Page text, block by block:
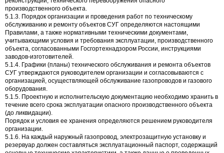
производственного объекта.
5.1.3. Порядок организации и проведения работ по техническому
обслуживанию и ремонту объектов СУГ определяются настоящими
Правилами, а также нормативными техническими документами,
учитывающими условия и требования эксплуатации, производственного
объекта, согласованными Госгортехнадзором России, инструкциями
заводов-изготовителей.
5.1.4. Графики (планы) технического обслуживания и ремонта объектов
СУГ утверждаются руководителем организации и согласовываются с
организацией, осуществляющей обслуживание газопроводов и газового
оборудования.
5.1.5. Проектную и исполнительскую документацию необходимо хранить в
течение всего срока эксплуатации опасного производственного объекта
(до ликвидации).
Порядок и условия ее хранения определяются решением руководителя
организации.
5.1.6. На каждый наружный газопровод, электрозащитную установку и
резервуар должен составляться эксплуатационный паспорт, содержащий